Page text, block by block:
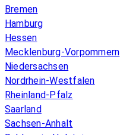
Bremen
Hamburg
Hessen
Mecklenburg-Vorpommern
Niedersachsen
Nordrhein-Westfalen
Rheinland-Pfalz
Saarland
Sachsen-Anhalt